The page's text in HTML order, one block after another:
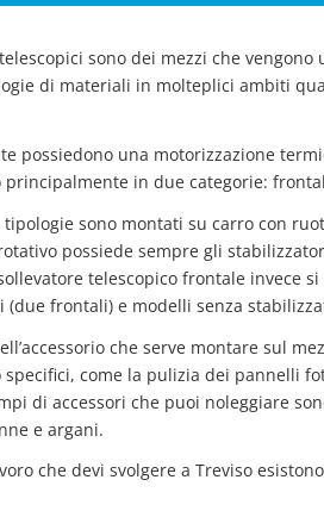
sono dei mezzi che
di materiali in molteplici ambiti
possiedono una motorizzazione
in due categorie:
tipologie sono montati su carro con
possiede sempre gli
telescopico frontale invece
(due frontali) e modelli senza
che serve montare sul
specifici, come la pulizia dei pannelli
di accessori che puoi noleggiare
e argani.
che devi svolgere a Treviso